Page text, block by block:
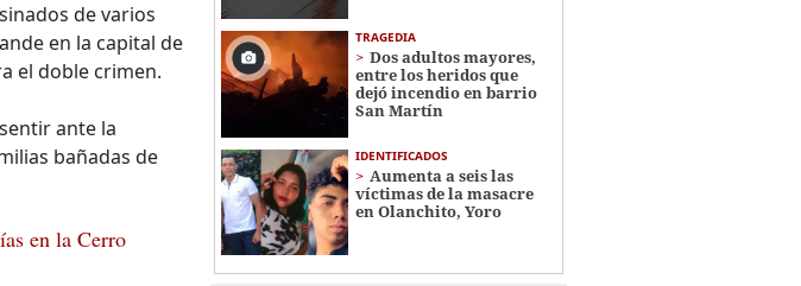
de varios
en la capital de
el doble crimen.
ante la
bañadas de
en la Cerro
TRAGEDIA
Dos adultos mayores,
entre los heridos que
dejó incendio en barrio
San Martín
IDENTIFICADOS
Aumenta a seis las
víctimas de la masacre
en Olanchito, Yoro